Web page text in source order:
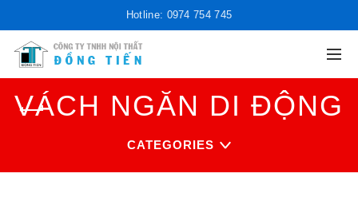
Hotline: 0974 754 745
VÁCH NGĂN DI ĐỘNG
CATEGORIES